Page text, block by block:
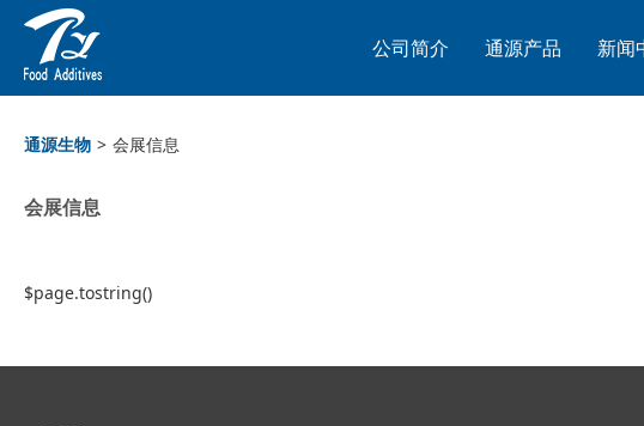
公司简介 通源产品 新闻
通源生物 > 会展信息
会展信息
$page.tostring()